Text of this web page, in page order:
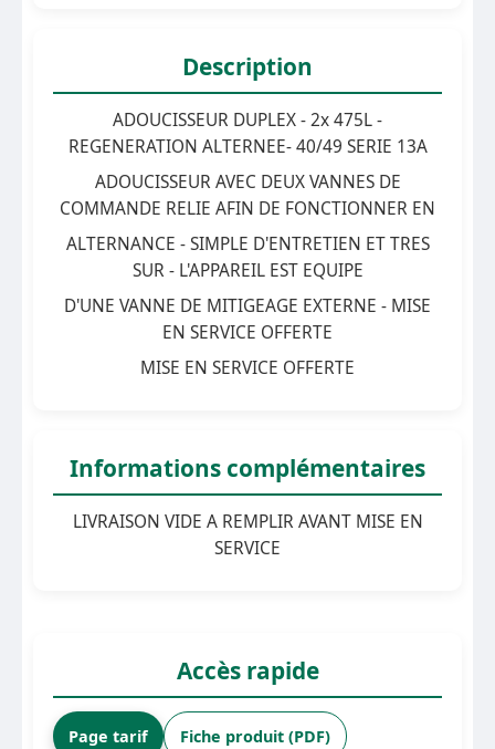
Description
ADOUCISSEUR DUPLEX - 2x 475L -
REGENERATION ALTERNEE- 40/49 SERIE 13A
ADOUCISSEUR AVEC DEUX VANNES DE
COMMANDE RELIE AFIN DE FONCTIONNER EN
ALTERNANCE - SIMPLE D'ENTRETIEN ET TRES
SUR - L'APPAREIL EST EQUIPE
D'UNE VANNE DE MITIGEAGE EXTERNE - MISE
EN SERVICE OFFERTE
MISE EN SERVICE OFFERTE
Informations complémentaires
LIVRAISON VIDE A REMPLIR AVANT MISE EN
SERVICE
Accès rapide
Page tarif Fiche produit (PDF)